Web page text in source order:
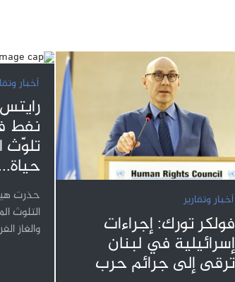
أخبار وتقارير
فولكر تورك: إجراءات
إسرائيلية في لبنان
ترقى إلى جرائم حرب
أخبار
نفط
تلوّث
حذرت
التلوث
والغاز